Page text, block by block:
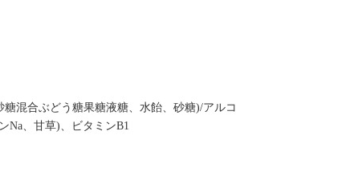
混合ぶどう糖果糖液糖、水飴、砂糖)/アルコ
Na、甘草)、ビタミンB1